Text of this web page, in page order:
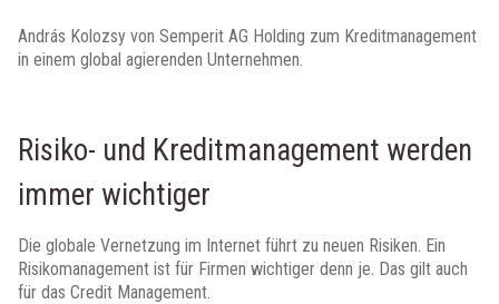
András Kolozsy von Semperit AG Holding zum Kreditmanagement
in einem global agierenden Unternehmen.
Risiko- und Kreditmanagement werden
immer wichtiger
Die globale Vernetzung im Internet führt zu neuen Risiken. Ein
Risikomanagement ist für Firmen wichtiger denn je. Das gilt auch
für das Credit Management.